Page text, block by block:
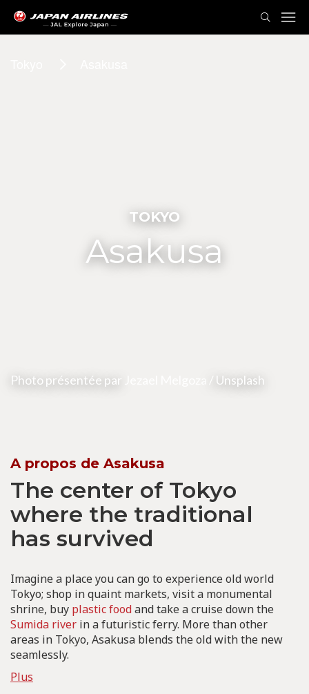
TOKYO
Asakusa
Photo présentée par / Unsplash
A propos de Asakusa
The center of Tokyo
where the traditional
has survived
Imagine a place you can go to experience old world
Tokyo; shop in quaint markets, visit a monumental
shrine, buy plastic foodand take a cruise down the
Sumida river in a futuristic ferry. More than other
areas in Tokyo, Asakusa blends the old with the new
seamlessly.
Plus